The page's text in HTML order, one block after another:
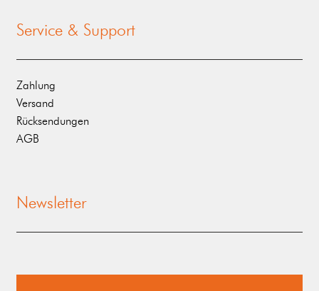
Service & Support
Zahlung
Versand
Rücksendungen
AGB
Newsletter